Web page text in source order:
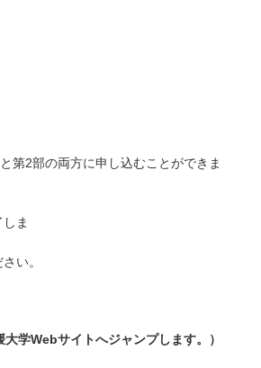
注意】
：
生以上
第2部の両方に申し込むことができま
コース
ま
前に
い。
学Webサイトへジャンプします。）